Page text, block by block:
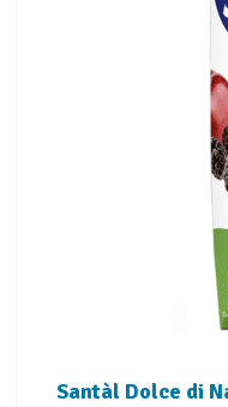
Santàl Dolce di